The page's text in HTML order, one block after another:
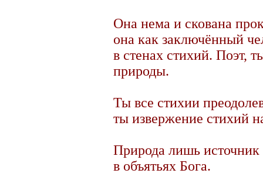
Она нема и скована
она как заключённый
в стенах стихий. Поэт,
природы.
Ты все стихии
ты извержение стихий
Природа лишь
в объятьях Бога.